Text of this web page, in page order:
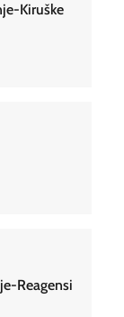
Kiruške
Reagensi